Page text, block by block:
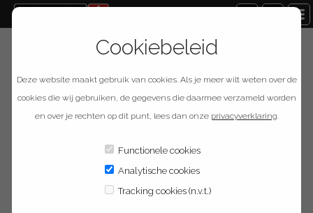
Terug naar overzicht
Provision ISR PR-CB12
Plafondbeugel voor diverse camera's uit het Provision-ISR programma.
Cookiebeleid
Deze website maakt gebruik van cookies. Als je meer wilt weten over de
cookies die wij gebruiken, de gegevens die daarmee verzameld worden
en over je rechten op dit punt, lees dan onze privacyverklaring.
Functionele cookies
Analytische cookies
Tracking cookies (n.v.t.)